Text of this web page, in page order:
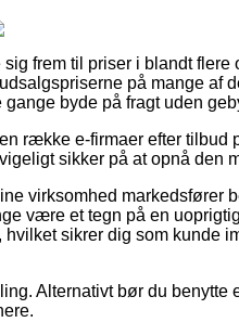
frem til priser i blandt flere
på mange af
byde på fragt uden
række e-firmaer efter tilbud
sikker på at opnå den
virksomhed markedsfører
være et tegn på en
sikrer dig som kunde
Alternativt bør du benytte